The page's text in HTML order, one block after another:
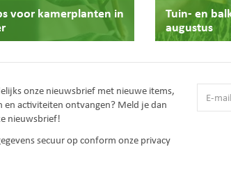
voor kamerplanten in
Tuin- en
augustus
onze nieuwsbrief met nieuwe items,
en activiteiten ontvangen? Meld je dan
nieuwsbrief!
secuur op conform onzeprivacy